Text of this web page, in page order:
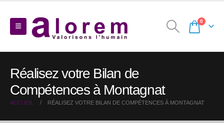
0
Réalisez votre Bilan de
Compétences à Montagnat
ACCUEIL RÉALISEZ VOTRE BILAN DE COMPÉTENCES À MONTAGNAT